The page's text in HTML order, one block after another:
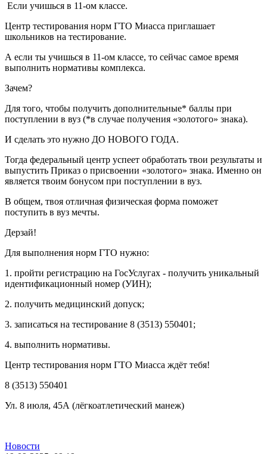
Если учишься в 11-ом классе.
Центр тестирования норм ГТО Миасса приглашает
школьников на тестирование.
А если ты учишься в 11-ом классе, то сейчас самое время
выполнить нормативы комплекса.
Зачем?
Для того, чтобы получить дополнительные* баллы при
поступлении в вуз (*в случае получения «золотого» знака).
И сделать это нужно ДО НОВОГО ГОДА.
Тогда федеральный центр успеет обработать твои результаты и
выпустить Приказ о присвоении «золотого» знака. Именно он
является твоим бонусом при поступлении в вуз.
В общем, твоя отличная физическая форма поможет
поступить в вуз мечты.
Дерзай!
Для выполнения норм ГТО нужно:
1. пройти регистрацию на ГосУслугах - получить уникальный
идентификационный номер (УИН);
2. получить медицинский допуск;
3. записаться на тестирование 8 (3513) 550401;
4. выполнить нормативы.
Центр тестирования норм ГТО Миасса ждёт тебя!
8 (3513) 550401
Ул. 8 июля, 45А (лёгкоатлетический манеж)
Новости